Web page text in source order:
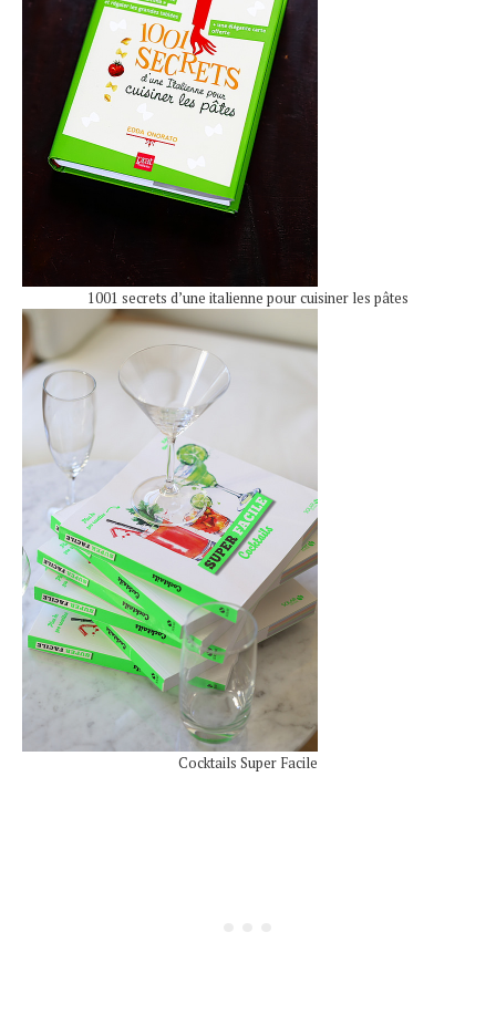
1001 secrets d’une italienne pour cuisiner les pâtes
Cocktails Super Facile